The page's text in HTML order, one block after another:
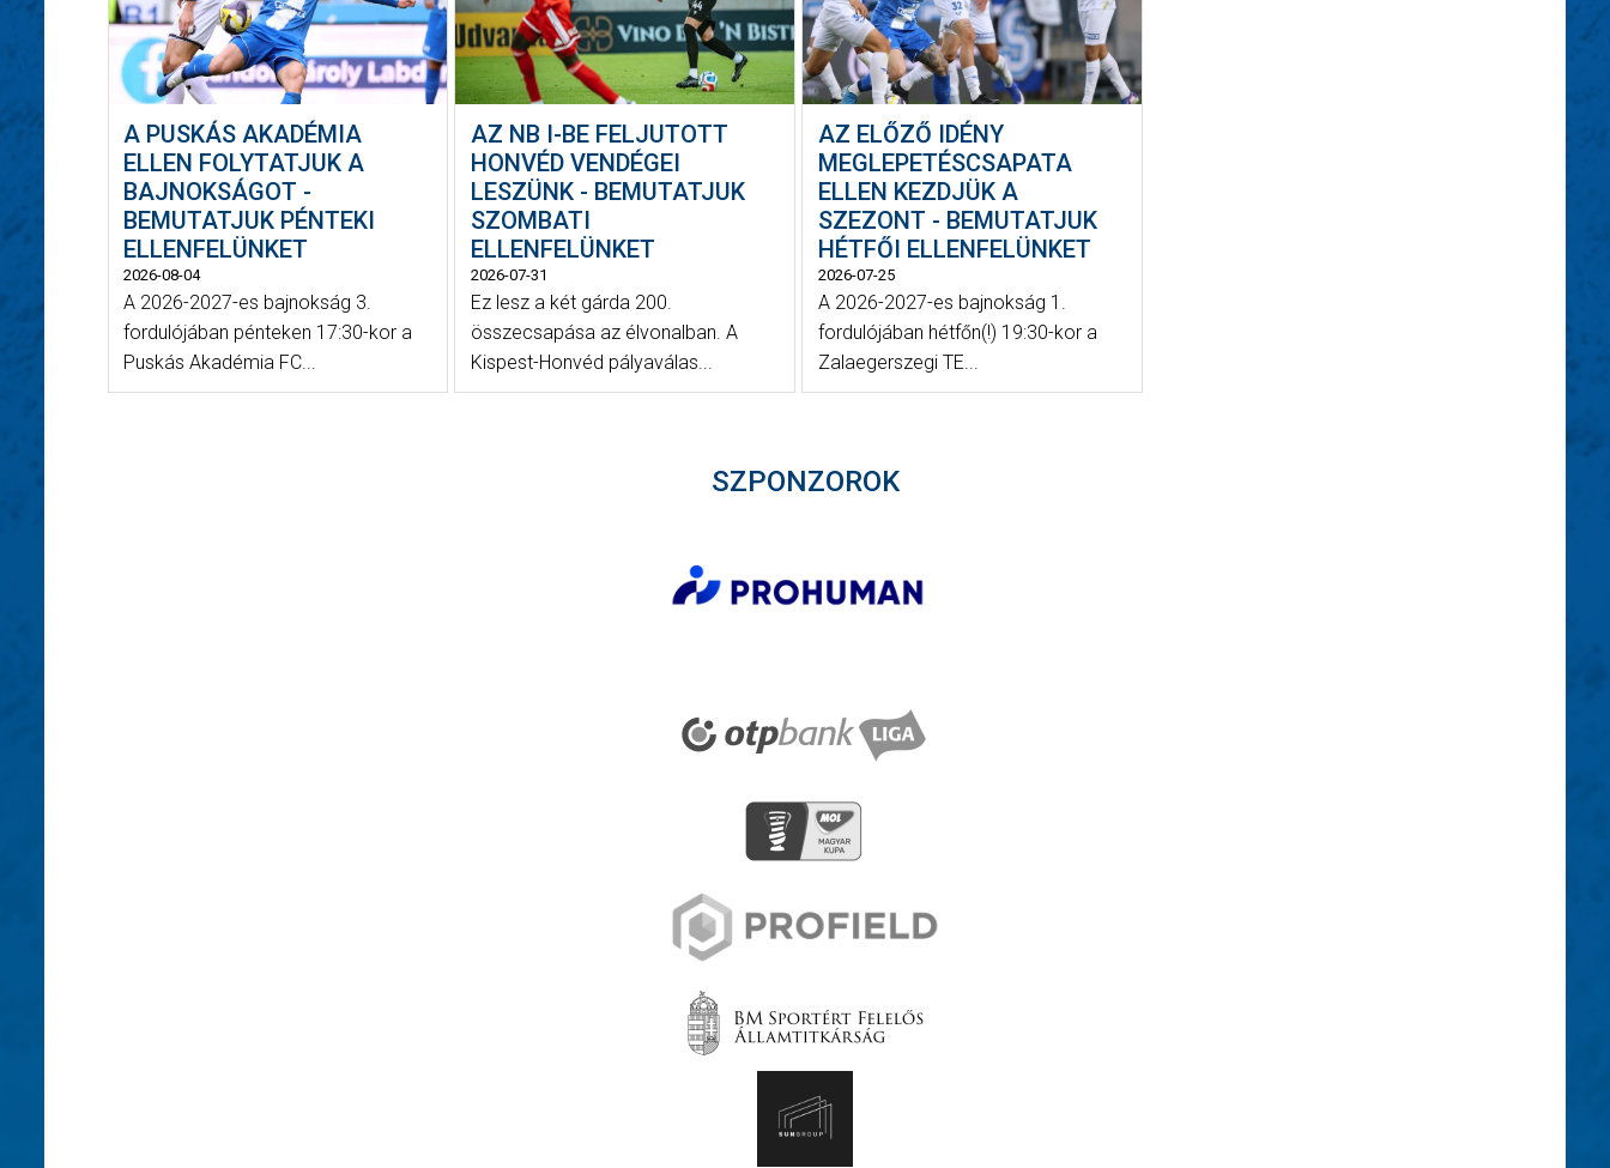
A PUSKÁS AKADÉMIA
ELLEN FOLYTATJUK A
BAJNOKSÁGOT -
BEMUTATJUK PÉNTEKI
ELLENFELÜNKET
2026-08-04
A 2026-2027-es bajnokság 3.
fordulójában pénteken 17:30-kor a
Puskás Akadémia FC...
AZ NB I-BE FELJUTOTT
HONVÉD VENDÉGEI
LESZÜNK - BEMUTATJUK
SZOMBATI
ELLENFELÜNKET
2026-07-31
Ez lesz a két gárda 200.
összecsapása az élvonalban. A
Kispest-Honvéd pályaválas...
AZ ELŐZŐ IDÉNY
MEGLEPETÉSCSAPATA
ELLEN KEZDJÜK A
SZEZONT - BEMUTATJUK
HÉTFŐI ELLENFELÜNKET
2026-07-25
A 2026-2027-es bajnokság 1.
fordulójában hétfőn(!) 19:30-kor a
Zalaegerszegi TE...
SZPONZOROK